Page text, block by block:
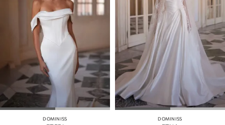
DOMINISS DOMINISS